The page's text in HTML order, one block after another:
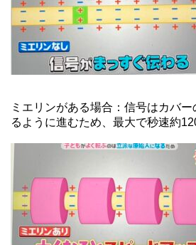
ミエリンがある場合：信号はカバ
るように進むため、最大で秒速約